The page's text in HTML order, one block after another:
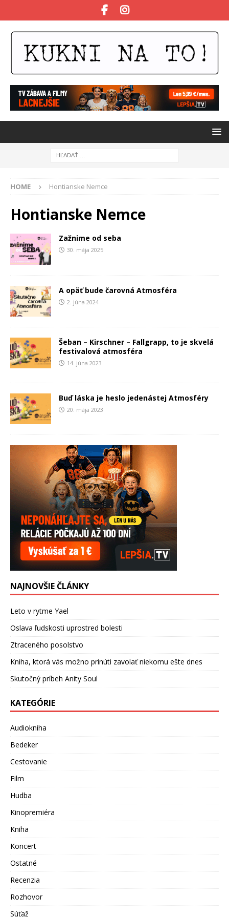
HOME Hontianske Nemce
Hontianske Nemce
Zažnime od seba
30. mája 2025
A opäť bude čarovná Atmosféra
2. júna 2024
Šeban – Kirschner – Fallgrapp, to je skvelá
festivalová atmosféra
14. júna 2023
Buď láska je heslo jedenástej Atmosféry
20. mája 2023
NAJNOVŠIE ČLÁNKY
Leto v rytme Yael
Oslava ľudskosti uprostred bolesti
Ztraceného posolstvo
Kniha, ktorá vás možno prinúti zavolať niekomu ešte dnes
Skutočný príbeh Anity Soul
KATEGÓRIE
Audiokniha
Bedeker
Cestovanie
Film
Hudba
Kinopremiéra
Kniha
Koncert
Ostatné
Recenzia
Rozhovor
Súťaž